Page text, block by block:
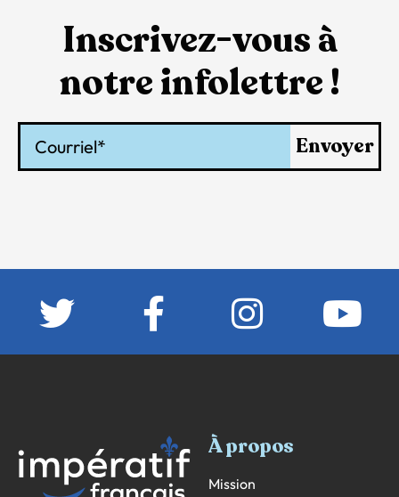
Inscrivez-vous à
notre infolettre !
Envoyer
À propos
Mission